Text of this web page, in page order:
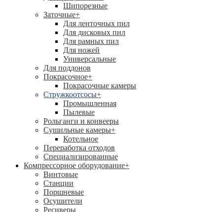
Шипорезные
Заточные+
Для ленточных пил
Для дисковых пил
Для рамных пил
Для ножей
Универсальные
Для поддонов
Покрасочное+
Покрасочные камеры
Стружкоотсосы+
Промышленная
Пылевые
Рольганги и конвееры
Сушильные камеры+
Котельное
Переработка отходов
Специализированные
Компрессорное оборудование+
Винтовые
Станции
Поршневые
Осушители
Ресиверы